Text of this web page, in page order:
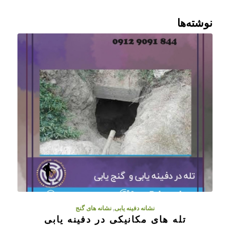
نوشته‌ها
نشانه دفینه یابی,نشانه های گنج
تله های مکانیکی در دفینه یابی